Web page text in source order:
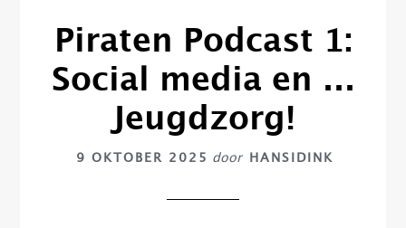
Piraten Podcast 1:
Social media en …
Jeugdzorg!
9 OKTOBER 2025 door HANSIDINK